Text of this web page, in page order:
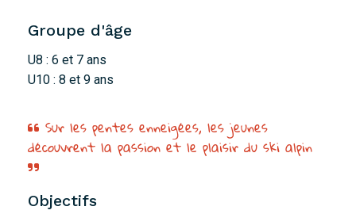
Groupe d'âge
U8 : 6 et 7 ans
U10 : 8 et 9 ans
Sur les pentes enneigées, les jeunes
découvrent la passion et le plaisir du ski alpin
Objectifs